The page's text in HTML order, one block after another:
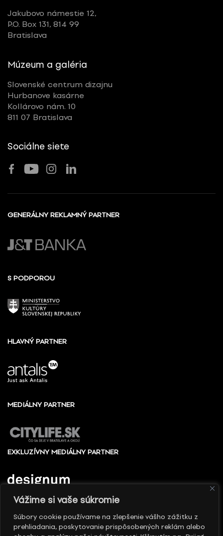
Vážime si vaše súkromie
Súbory cookie používame na zlepšenie vášho zážitku z
prehliadania, poskytovanie prispôsobených reklám alebo
Jakubovo námestie 12,
P.O. Box 131, 814 99
Bratislava
Múzeum a galéria
Slovenské centrum dizajnu
Hurbanove kasárne
Kollárovo nám. 10
811 07 Bratislava
Sociálne siete
GENERÁLNY REKLAMNÝ PARTNER
S PODPOROU
HLAVNÝ PARTNER
MEDIÁLNY PARTNER
EXKLUZÍVNY MEDIÁLNY PARTNER
© 2010 - 2026 Slovenské centrum dizajnu, Všetky